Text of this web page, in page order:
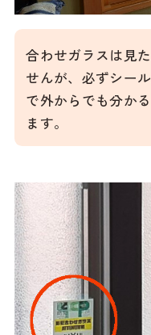
合わせガラスは見
せんが、必ずシー
で外からでも分か
ます。